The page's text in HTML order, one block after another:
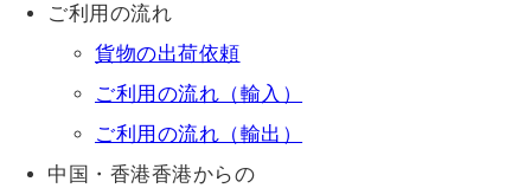
ご利用の流れ
貨物の出荷依頼
ご利用の流れ（輸入）
ご利用の流れ（輸出）
中国・香港香港からの